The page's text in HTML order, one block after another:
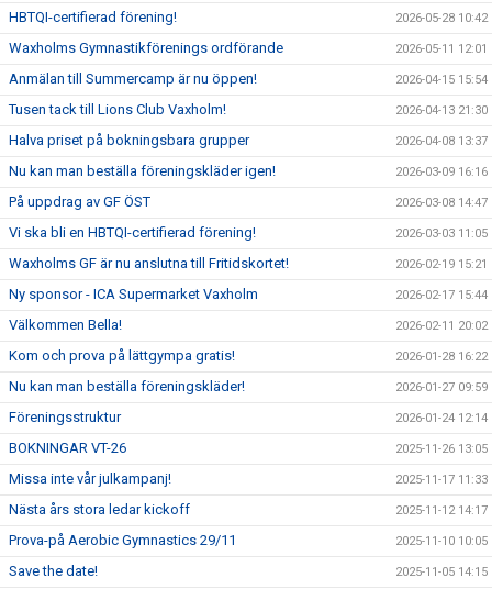
HBTQI-certifierad förening! 2026-05-28 10:42
Waxholms Gymnastikförenings ordförande 2026-05-11 12:01
Anmälan till Summercamp är nu öppen! 2026-04-15 15:54
Tusen tack till Lions Club Vaxholm! 2026-04-13 21:30
Halva priset på bokningsbara grupper 2026-04-08 13:37
Nu kan man beställa föreningskläder igen! 2026-03-09 16:16
På uppdrag av GF ÖST 2026-03-08 14:47
Vi ska bli en HBTQI-certifierad förening! 2026-03-03 11:05
Waxholms GF är nu anslutna till Fritidskortet! 2026-02-19 15:21
Ny sponsor - ICA Supermarket Vaxholm 2026-02-17 15:44
Välkommen Bella! 2026-02-11 20:02
Kom och prova på lättgympa gratis! 2026-01-28 16:22
Nu kan man beställa föreningskläder! 2026-01-27 09:59
Föreningsstruktur 2026-01-24 12:14
BOKNINGAR VT-26 2025-11-26 13:05
Missa inte vår julkampanj! 2025-11-17 11:33
Nästa års stora ledar kickoff 2025-11-12 14:17
Prova-på Aerobic Gymnastics 29/11 2025-11-10 10:05
Save the date! 2025-11-05 14:15